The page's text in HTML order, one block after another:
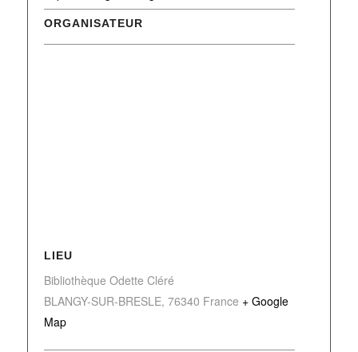
ORGANISATEUR
LIEU
Bibliothèque Odette Cléré
BLANGY-SUR-BRESLE, 76340 France + Google
Map